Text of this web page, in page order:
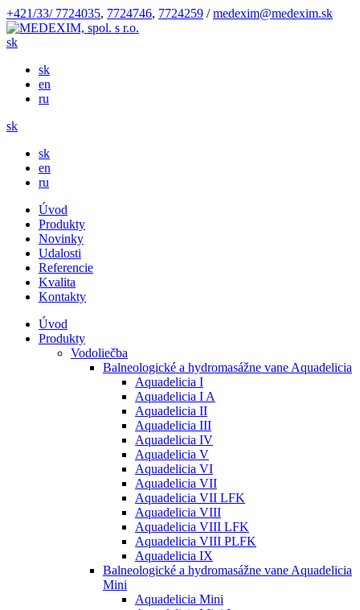
+421/33/ 7724035, 7724746, 7724259 /medexim@medexim.sk
sk
sk
en
ru
sk
sk
en
ru
Úvod
Produkty
Novinky
Udalosti
Referencie
Kvalita
Kontakty
Úvod
Produkty
Vodoliečba
Balneologické a hydromasážne vane Aquadelicia
Aquadelicia I
Aquadelicia I A
Aquadelicia II
Aquadelicia III
Aquadelicia IV
Aquadelicia V
Aquadelicia VI
Aquadelicia VII
Aquadelicia VII LFK
Aquadelicia VIII
Aquadelicia VIII LFK
Aquadelicia VIII PLFK
Aquadelicia IX
Balneologické a hydromasážne vane Aquadelicia
Mini
Aquadelicia Mini